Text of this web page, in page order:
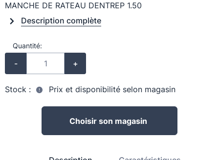
MANCHE DE RATEAU DENTREP 1.50
Description complète
Quantité:
- +
Stock : Prix et disponibilité selon magasin
Choisir son magasin